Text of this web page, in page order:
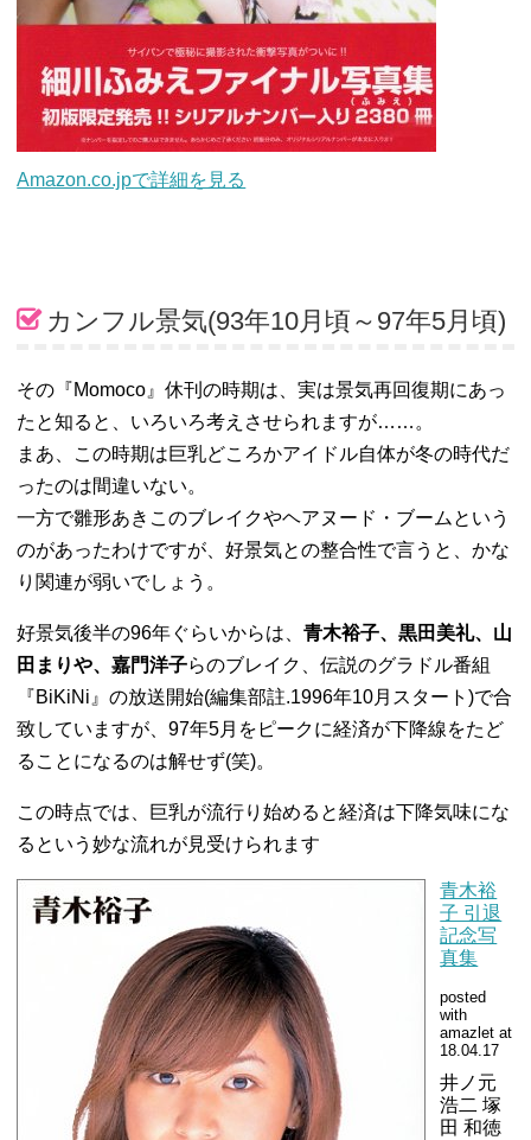
Amazon.co.jpで詳細を見る
カンフル景気(93年10月頃～97年5月頃)
その『Momoco』休刊の時期は、実は景気再回復期にあっ
たと知ると、いろいろ考えさせられますが……。
まあ、この時期は巨乳どころかアイドル自体が冬の時代だ
ったのは間違いない。
一方で雛形あきこのブレイクやヘアヌード・ブームという
のがあったわけですが、好景気との整合性で言うと、かな
り関連が弱いでしょう。
好景気後半の96年ぐらいからは、青木裕子、黒田美礼、山
田まりや、嘉門洋子らのブレイク、伝説のグラドル番組
『BiKiNi』の放送開始(編集部註.1996年10月スタート)で合
致していますが、97年5月をピークに経済が下降線をたど
ることになるのは解せず(笑)。
この時点では、巨乳が流行り始めると経済は下降気味にな
るという妙な流れが見受けられます
青木裕
子 引退
記念写
真集
posted
with
amazlet at
18.04.17
井ノ元
浩二 塚
田 和徳